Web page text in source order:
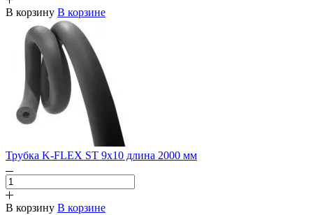
В корзину В корзине
Трубка K-FLEX ST 9х10 длина 2000 мм
В корзину В корзине